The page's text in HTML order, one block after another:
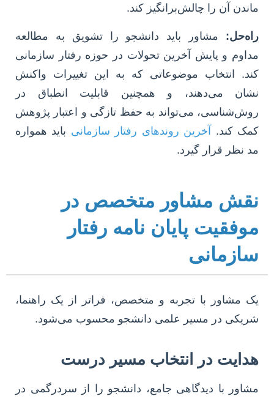
ماندن آن را چالش‌برانگیز کند.
راه‌حل: مشاور باید دانشجو را تشویق به مطالعه
مداوم و پایش آخرین تحولات در حوزه رفتار سازمانی
کند. انتخاب موضوعاتی که به این تغییرات واکنش
نشان می‌دهند، و همچنین قابلیت انطباق در
روش‌شناسی، می‌تواند به حفظ تازگی و اعتبار پژوهش
کمک کند. آخرین روندهای رفتار سازمانی باید همواره
مد نظر قرار گیرد.
نقش مشاور متخصص در
موفقیت پایان نامه رفتار
سازمانی
یک مشاور با تجربه و متخصص، فراتر از یک راهنما،
شریکی در مسیر علمی دانشجو محسوب می‌شود.
هدایت در انتخاب مسیر درست
مشاور با دیدگاهی جامع، دانشجو را از سردرگمی در